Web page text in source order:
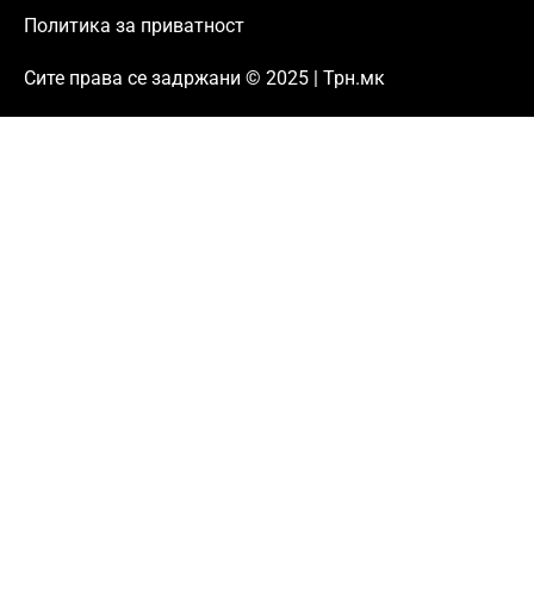
Политика за приватност
Сите права се задржани © 2025 | Трн.мк